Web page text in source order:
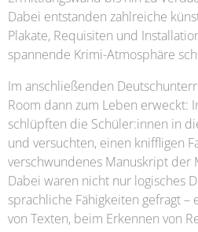
Dabei entstanden zahlreiche
Plakate, Requisiten und
spannende Krimi-Atmosphäre
Im anschließenden
Room dann zum Leben erweckt:
schlüpften die Schüler:innen in
und versuchten, einen kniffligen
verschwundenes Manuskript der
Dabei waren nicht nur logisches
sprachliche Fähigkeiten gefragt –
von Texten, beim Erkennen von